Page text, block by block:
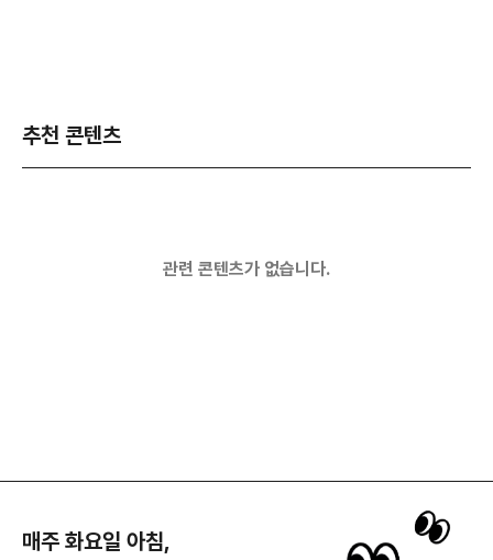
추천 콘텐츠
관련 콘텐츠가 없습니다.
매주 화요일 아침,